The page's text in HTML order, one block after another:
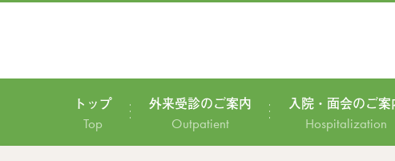
トップ
Top
外来受診のご案内
Outpatient
入院・面会のご案
Hospitalization